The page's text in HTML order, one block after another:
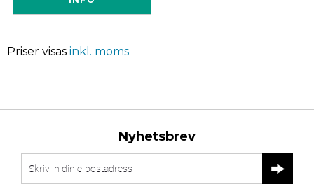
Priser visas inkl. moms
Nyhetsbrev